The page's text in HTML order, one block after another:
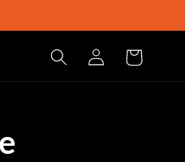
Accedi Carrello